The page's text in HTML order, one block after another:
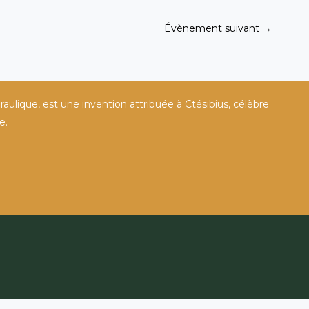
Évènement suivant →
est une invention attribuée à Ctésibius, célèbre